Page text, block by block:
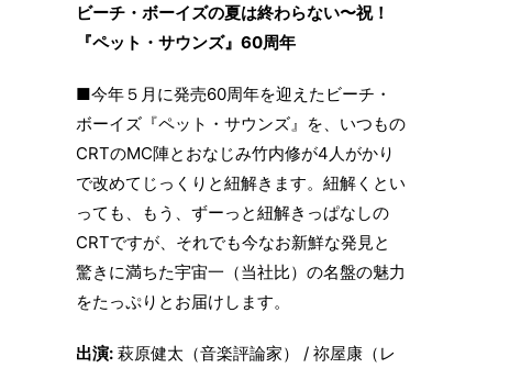
ビーチ・ボーイズの夏は終わらない〜祝！
『ペット・サウンズ』60周年
■今年５月に発売60周年を迎えたビーチ・
ボーイズ『ペット・サウンズ』を、いつもの
CRTのMC陣とおなじみ竹内修が4人がかり
で改めてじっくりと紐解きます。紐解くとい
っても、もう、ずーっと紐解きっぱなしの
CRTですが、それでも今なお新鮮な発見と
驚きに満ちた宇宙一（当社比）の名盤の魅力
をたっぷりとお届けします。
出演: 萩原健太（音楽評論家） / 祢屋康（レ